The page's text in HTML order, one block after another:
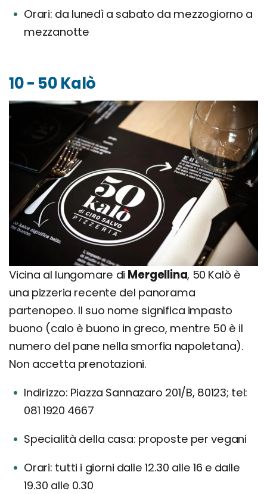
Orari: da lunedì a sabato da mezzogiorno a
mezzanotte
10 - 50 Kalò
Vicina al lungomare di Mergellina, 50 Kalò è
una pizzeria recente del panorama
partenopeo. Il suo nome significa impasto
buono (calo è buono in greco, mentre 50 è il
numero del pane nella smorfia napoletana).
Non accetta prenotazioni.
Indirizzo: Piazza Sannazaro 201/B, 80123; tel:
081 1920 4667
Specialità della casa: proposte per vegani
Orari: tutti i giorni dalle 12.30 alle 16 e dalle
19.30 alle 0.30